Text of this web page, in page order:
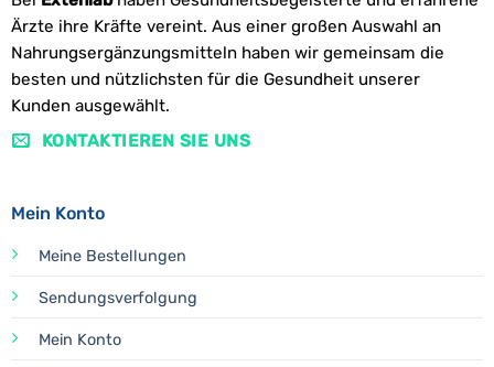
Ärzte ihre Kräfte vereint. Aus einer großen Auswahl an
Nahrungsergänzungsmitteln haben wir gemeinsam die
besten und nützlichsten für die Gesundheit unserer
Kunden ausgewählt.
KONTAKTIEREN SIE UNS
Mein Konto
Meine Bestellungen
Sendungsverfolgung
Mein Konto